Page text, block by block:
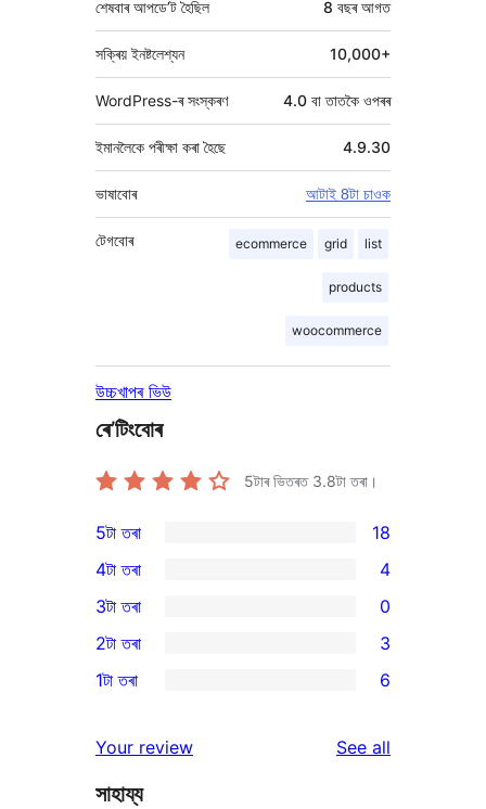
8 বছৰআগত
শেষবাৰ আপডে’ট হৈছিল
সক্ৰিয় ইনষ্টলেশ্যন 10,000+
WordPress-ৰ সংস্কৰণ 4.0 বা তাতকৈ ওপৰৰ
ইমানলৈকে পৰীক্ষা কৰা হৈছে 4.9.30
ভাষাবোৰ আটাই 8টা চাওক
ecommerce grid list
products
woocommerce
টেগবোৰ
উচ্চখাপৰ ভিউ
ৰে’টিংবোৰ
5টাৰ ভিতৰত 3.8টা তৰা।
18
5-
star
reviews
5টা তৰা 18
4-
star
reviews
4টা তৰা 4
0
3-
star
3টা তৰা 0
2-
reviews
2টা তৰা 3
star
reviews
1টা তৰা 6
Your review See all
সাহায্য